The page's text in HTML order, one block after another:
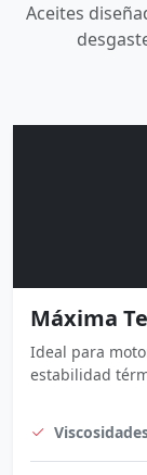
Aceites
Máxima
Ideal para
estabilidad